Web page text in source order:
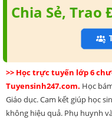
Chia Sẻ, Trao
>> Học trực tuyến lớp 6
Tuyensinh247.com. Học
Giáo dục. Cam kết giúp học
không hiệu quả. Phụ huynh